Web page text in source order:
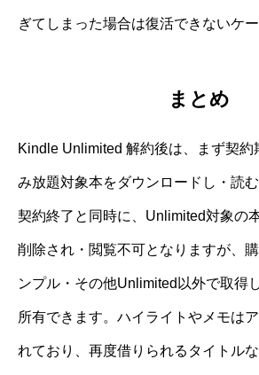
ぎてしまった場合は復活できないケー
まとめ
Kindle Unlimited 解約後は、まず契約
み放題対象本をダウンロードし・読む
契約終了と同時に、Unlimited対象の
削除され・閲覧不可となりますが、
ンプル・その他Unlimited以外で取得
所有できます。ハイライトやメモは
れており、再度借りられるタイトル